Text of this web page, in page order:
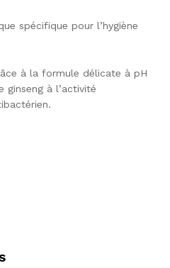
spécifique pour l’hygiène
à la formule délicate à pH
ginseng à l’activité